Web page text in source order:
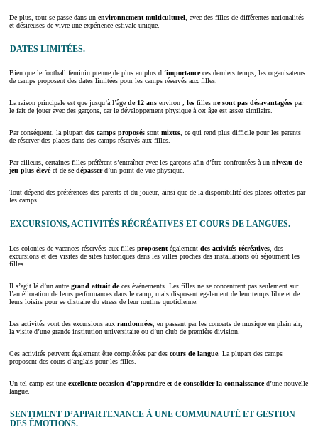
De plus, tout se passe dans un environnement multiculturel , avec des filles de différentes nationalités
et désireuses de vivre une expérience estivale unique.
DATES LIMITÉES.
Bien que le football féminin prenne de plus en plus d ‘importanceces derniers temps, les organisateurs
de camps proposent des dates limitées pour les camps réservés aux filles.
La raison principale est que jusqu’à l’âge de 12 ans environ , les filles ne sont pas désavantagées par
le fait de jouer avec des garçons, car le développement physique à cet âge est assez similaire.
Par conséquent, la plupart des camps proposés sont mixtes, ce qui rend plus difficile pour les parents
de réserver des places dans des camps réservés aux filles.
Par ailleurs, certaines filles préfèrent s’entraîner avec les garçons afin d’être confrontées à un niveau de
jeu plus élevéet de se dépasserd’un point de vue physique.
Tout dépend des préférences des parents et du joueur, ainsi que de la disponibilité des places offertes par
les camps.
EXCURSIONS, ACTIVITÉS RÉCRÉATIVES ET COURS DE LANGUES.
Les colonies de vacances réservées aux filles proposent également des activités récréatives , des
excursions et des visites de sites historiques dans les villes proches des installations où séjournent les
filles.
Il s’agit là d’un autre grand attrait deces événements. Les filles ne se concentrent pas seulement sur
l’amélioration de leurs performances dans le camp, mais disposent également de leur temps libre et de
leurs loisirs pour se distraire du stress de leur routine quotidienne.
Les activités vont des excursions aux randonnées , en passant par les concerts de musique en plein air,
la visite d’une grande institution universitaire ou d’un club de première division.
Ces activités peuvent également être complétées par des cours de langue. La plupart des camps
proposent des cours d’anglais pour les filles.
Un tel camp est une excellente occasion d’apprendre et de consolider la connaissanced’une nouvelle
langue.
SENTIMENT D’APPARTENANCE À UNE COMMUNAUTÉ ET GESTION
DES ÉMOTIONS.